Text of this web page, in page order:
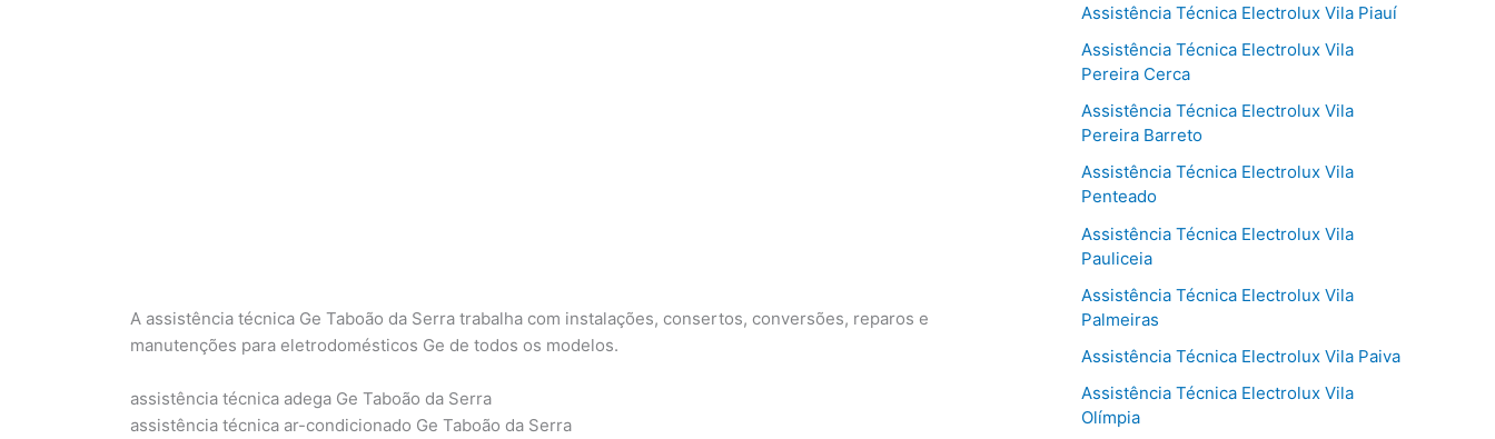
A assistência técnica Ge Taboão da Serra trabalha com instalações, consertos, conversões, reparos e
manutenções para eletrodomésticos Ge de todos os modelos.
assistência técnica adega Ge Taboão da Serra
assistência técnica ar-condicionado Ge Taboão da Serra
Assistência Técnica Electrolux Vila Piauí
Assistência Técnica Electrolux Vila
Pereira Cerca
Assistência Técnica Electrolux Vila
Pereira Barreto
Assistência Técnica Electrolux Vila
Penteado
Assistência Técnica Electrolux Vila
Pauliceia
Assistência Técnica Electrolux Vila
Palmeiras
Assistência Técnica Electrolux Vila Paiva
Assistência Técnica Electrolux Vila
Olímpia